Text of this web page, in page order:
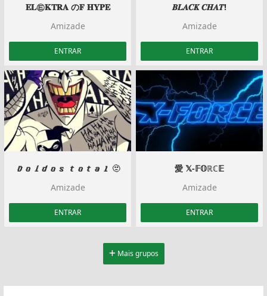
𝚬𝐋㉫𝐊𝐓𝐑𝐀 の𝐅 𝐇𝐘𝐏𝐄
Amizade
ENTRAR
𝑩𝑳𝑨𝑪𝑲 𝑪𝑯𝑨𝑻!
Amizade
ENTRAR
𝑫𝒐𝒊𝒅𝒐𝒔 𝒕𝒐𝒕𝒂𝒍 🫥
Amizade
ENTRAR
愛 𝕏-𝔽𝕆ℝℂ𝔼
Amizade
ENTRAR
Mais grupos